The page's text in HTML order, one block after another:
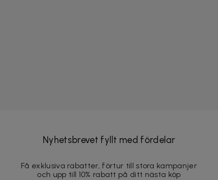
Nyhetsbrevet fyllt med fördelar
Få exklusiva rabatter, förtur till stora kampanjer
och upp till 10% rabatt på ditt nästa köp